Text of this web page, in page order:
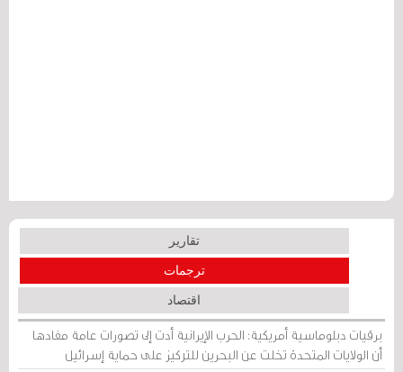
تقارير
ترجمات
اقتصاد
برقيات دبلوماسية أمريكية: الحرب الإيرانية أدت إلى تصورات عامة مفادها
أن الولايات المتحدة تخلت عن البحرين للتركيز على حماية إسرائيل